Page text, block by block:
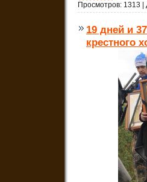
Просмотров: 1313
19 дней и
крестного